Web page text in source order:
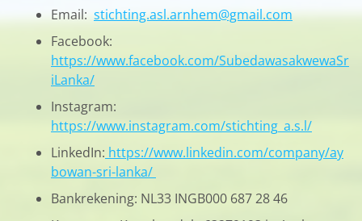
Email: stichting.asl.arnhem@gmail.com
Facebook:
https://www.facebook.com/SubedawasakwewaSr
iLanka/
Instagram:
https://www.instagram.com/stichting_a.s.l/
LinkedIn: https://www.linkedin.com/company/ay
bowan-sri-lanka/
Bankrekening: NL33 INGB000 687 28 46